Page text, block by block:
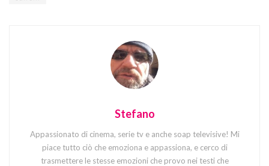
Stefano
Appassionato di cinema, serie tv e anche soap televisive! Mi
piace tutto ciò che emoziona e appassiona, e cerco di
trasmettere le stesse emozioni che provo nei testi che